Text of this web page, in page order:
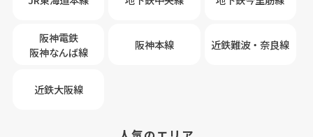
阪神電鉄
阪神なんば線
阪神本線 近鉄難波・奈良線
近鉄大阪線